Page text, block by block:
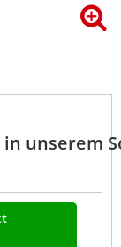
unserem